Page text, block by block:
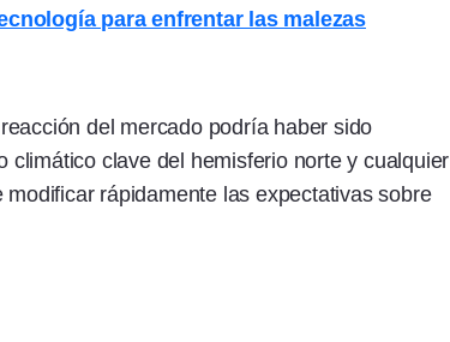
para enfrentar las malezas
del mercado podría haber sido
clave del hemisferio norte y cualquier
rápidamente las expectativas sobre